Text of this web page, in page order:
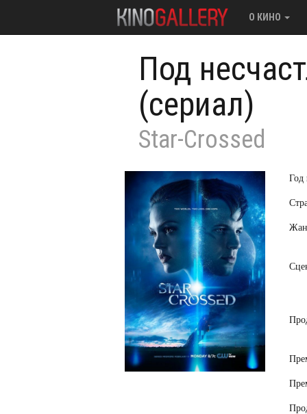
О КИНО
Под
(сериал)
Star-Crossed
Год